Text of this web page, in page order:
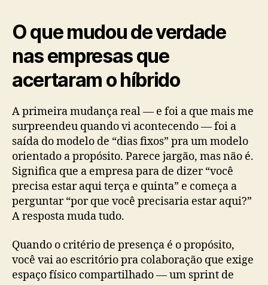
O que mudou de verdade
nas empresas que
acertaram o híbrido
A primeira mudança real — e foi a que mais me
surpreendeu quando vi acontecendo — foi a
saída do modelo de “dias fixos” pra um modelo
orientado a propósito. Parece jargão, mas não é.
Significa que a empresa para de dizer “você
precisa estar aqui terça e quinta” e começa a
perguntar “por que você precisaria estar aqui?”
A resposta muda tudo.
Quando o critério de presença é o propósito,
você vai ao escritório pra colaboração que exige
espaço físico compartilhado — um sprint de